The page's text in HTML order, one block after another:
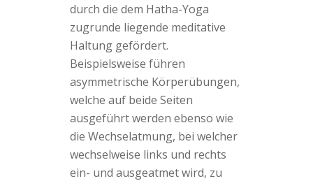
durch die dem Hatha-Yoga
zugrunde liegende meditative
Haltung gefördert.
Beispielsweise führen
asymmetrische Körperübungen,
welche auf beide Seiten
ausgeführt werden ebenso wie
die Wechselatmung, bei welcher
wechselweise links und rechts
ein- und ausgeatmet wird, zu